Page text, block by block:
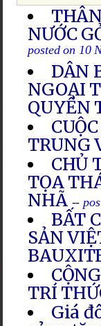
NƯỚC
posted on 10
DÂN
NGOẠI
QUYỀN
TRUNG
CHỦ
TỌA
NHÃ --
BẤT
SẢN
TRÍ
Giá